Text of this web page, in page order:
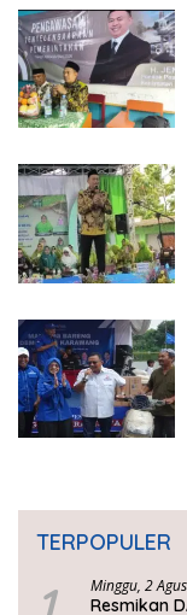
TERPOPULER
Minggu, 2
Resmikan